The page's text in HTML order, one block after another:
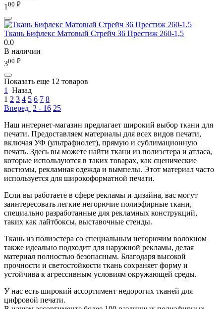
100 ₽
Ткань Бифлекс Матовый Стрейч 36 Престиж 260-1,5
0.0
В наличии
300 ₽
Показать еще 12 товаров
1
Назад
1 2 3 4 5 6 7 8
Вперед 2 - 16 25
Наш интернет-магазин предлагает широкий выбор ткани для
печати. Предоставляем материалы для всех видов печати,
включая УФ (ультрафиолет), прямую и сублимационную
печать. Здесь вы можете найти ткани из полиэстера и атласа,
которые используются в таких товарах, как сценические
костюмы, рекламная одежда и вымпелы. Этот материал часто
используется для широкоформатной печати.
Если вы работаете в сфере рекламы и дизайна, вас могут
заинтересовать легкие негорючие полиэфирные ткани,
специально разработанные для рекламных конструкций,
таких как лайтбоксы, выставочные стенды.
Ткань из полиэстера со специальным негорючим волокном
также идеально подходит для наружной рекламы, делая
материал полностью безопасным. Благодаря высокой
прочности и светостойкости ткань сохраняет форму и
устойчива к агрессивным условиям окружающей среды.
У нас есть широкий ассортимент недорогих тканей для
цифровой печати.